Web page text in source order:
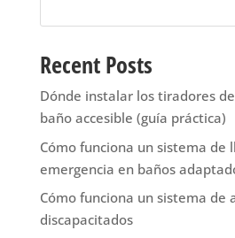
Recent Posts
Dónde instalar los tiradores
baño accesible (guía práctica)
Cómo funciona un sistema de
emergencia en baños
Cómo funciona un sistema de
discapacitados